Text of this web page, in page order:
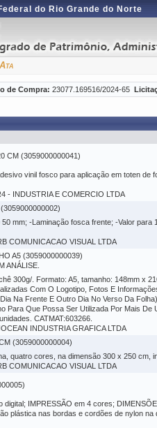
do Rio Grande do Norte
de Compra: 23077.169516/2024-65
CM (3059000000041)
vinil fosco para aplicação em toten de
- INDUSTRIA E COMERCIO LTDA
mm; -Laminação fosca frente; -Valor
COMUNICACAO VISUAL LTDA
A5 (3059000000039)
ANÁLISE.
300g/. Formato: A5, tamanho: 148mm x
Com O Logotipo, Fotos E
Na Frente E Outro Dia No Verso Da
Para Que Possa Ser Utilizada Por Mais
CATMAT:603266.
INDUSTRIA GRAFICA LTDA
(3059000000004)
quatro cores, na dimensão 300 x 250
COMUNICACAO VISUAL LTDA
digital; IMPRESSÃO em 4 cores;
plástica nas bordas e cordões de nylon